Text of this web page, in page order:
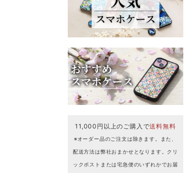
11,000円以上のご購入で送料無料
※オーダー品のご注文は除きます。また、
配送方法は弊社おまかせとなります。クリ
ックポストまたは宅急便のいずれかでお届